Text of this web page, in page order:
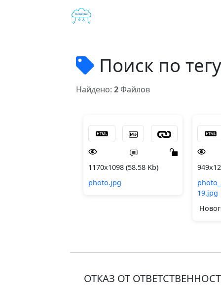
Поиск по
Найдено: 2Файлов
1170x1098 (58.58 Kb)
photo.jpg
19.jpg
ОТКАЗ ОТ